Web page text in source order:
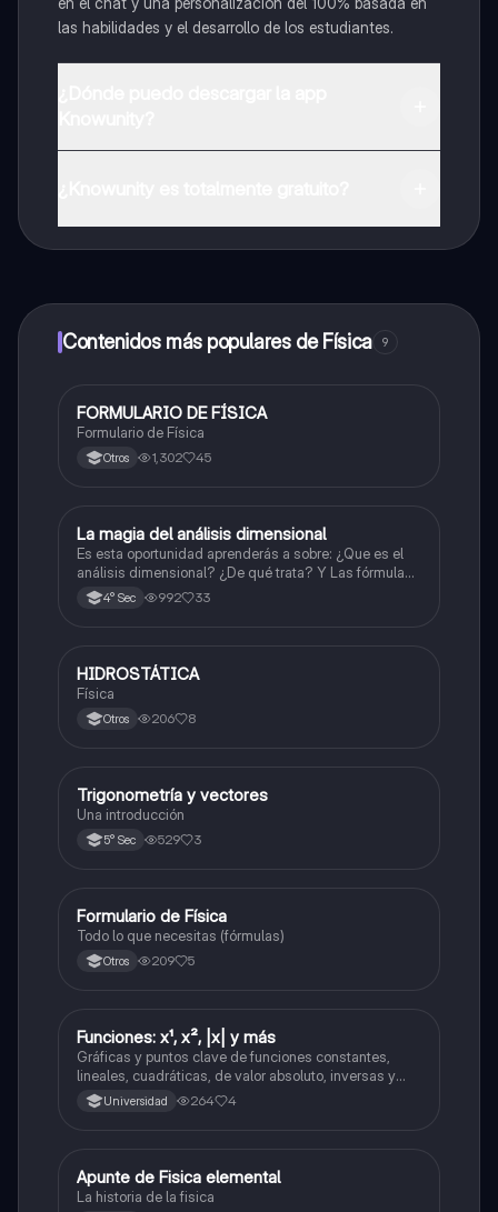
las habilidades y el desarrollo de los estudiantes.
a determinadas funciones.
Contenidos más populares de Física 9
Física
FORMULARIO DE FÍSICA
Formulario de Física
Otros 1,302 45
Física
La magia del análisis dimensional
Es esta oportunidad aprenderás a sobre: ¿Que es el
análisis dimensional? ¿De qué trata? Y Las fórmulas
de las magnitudes fundamentales y derivadas.
4° Sec 992 33
Física
HIDROSTÁTICA
Física
Otros 206 8
Física
Trigonometría y vectores
Una introducción
5° Sec 529 3
Física
Formulario de Física
Todo lo que necesitas (fórmulas)
Otros 209 5
Física
Funciones: x¹, x², |x| y más
Gráficas y puntos clave de funciones constantes,
lineales, cuadráticas, de valor absoluto, inversas y
caso cuadrático no parabólico
Universidad 264 4
Física Apunte de Fisica elemental
La historia de la fisica